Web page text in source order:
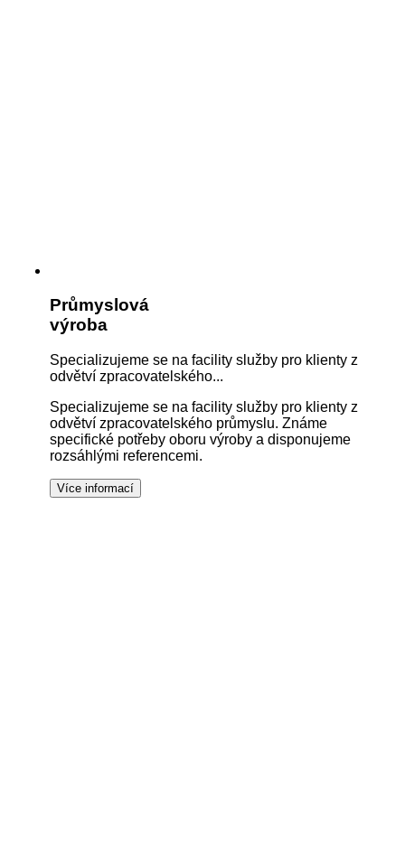
Průmyslová
výroba
Specializujeme se na facility služby pro klienty z
odvětví zpracovatelského...
Specializujeme se na facility služby pro klienty z
odvětví zpracovatelského průmyslu. Známe
specifické potřeby oboru výroby a disponujeme
rozsáhlými referencemi.